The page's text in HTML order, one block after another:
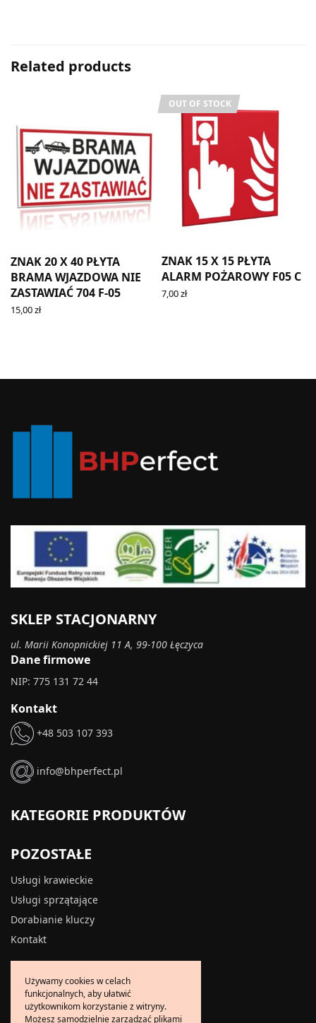
Related products
ZNAK 20 X 40 PŁYTA
BRAMA WJAZDOWA NIE
ZASTAWIAĆ 704 F-05
15,00zł
OUT OF STOCK
ZNAK 15 X 15 PŁYTA
ALARM POŻAROWY F05 C
7,00zł
SKLEP STACJONARNY
ul. Marii Konopnickiej 11 A, 99-100 Łęczyca
Dane firmowe
NIP: 775 131 72 44
Kontakt
+48 503 107 393
info@bhperfect.pl
KATEGORIE PRODUKTÓW
POZOSTAŁE
Usługi krawieckie
Usługi sprzątające
Dorabianie kluczy
Kontakt
INFORMACJE
O firmie
Używamy cookies w celach
funkcjonalnych, aby ułatwić
użytkownikom korzystanie z witryny.
Możesz samodzielnie zarządzać plikami